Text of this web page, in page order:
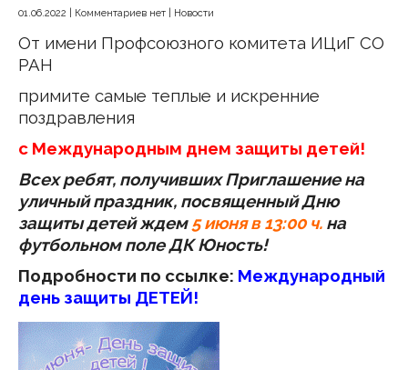
01.06.2022 Комментариев нет Новости
От имени Профсоюзного комитета ИЦиГ СО
РАН
примите самые теплые и искренние
поздравления
с Международным днем защиты детей!
Всех ребят, получивших Приглашение на
уличный праздник, посвященныйДню
защиты детей ждем5 июня в 13:00 ч. на
футбольном поле ДК Юность!
Подробности по ссылке: Международный
день защиты ДЕТЕЙ!